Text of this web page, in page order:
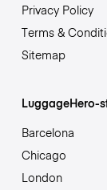
Privacy Policy
Terms &
Sitemap
LuggageHero-
Barcelona
Chicago
London